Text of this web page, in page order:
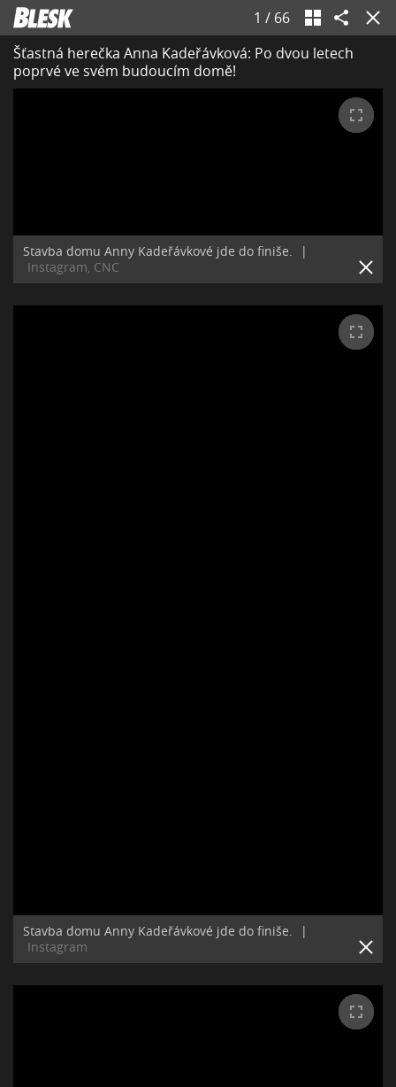
1 / 66
Šťastná herečka Anna Kadeřávková: Po dvou letech
poprvé ve svém budoucím domě!
Stavba domu Anny Kadeřávkové jde do finiše.
|
Instagram, CNC
Stavba domu Anny Kadeřávkové jde do finiše.
|
Instagram